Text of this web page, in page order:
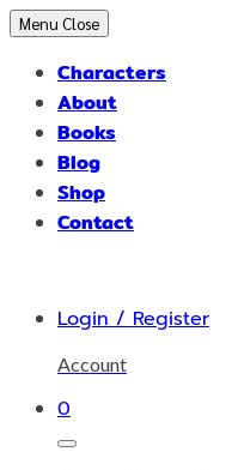
Skip
content
Menu Close
Characters
About
Books
Blog
Shop
Contact
Login / Register
Account
0